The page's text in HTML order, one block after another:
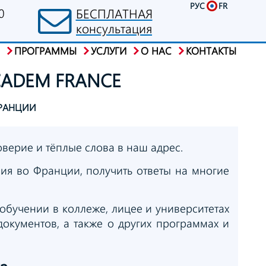
БЕСПЛАТНАЯ
консультация
РУС FR
ПРОГРАММЫ УСЛУГИ О НАС КОНТАКТЫ
FRANCE
и тёплые слова в наш адрес.
во Франции, получить ответы на многие
в коллеже, лицее и университетах
а также о других программах и